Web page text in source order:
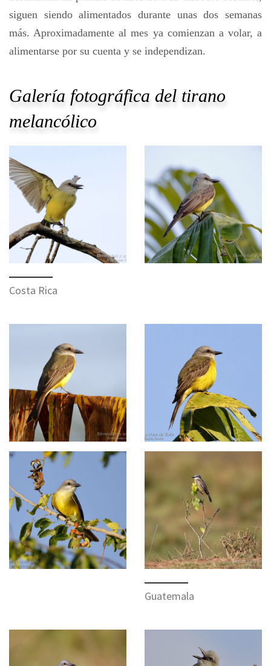
siguen siendo alimentados durante unas dos semanas
más. Aproximadamente al mes ya comienzan a volar, a
alimentarse por su cuenta y se independizan.
Galería fotográfica del tirano
melancólico
Costa Rica
Guatemala